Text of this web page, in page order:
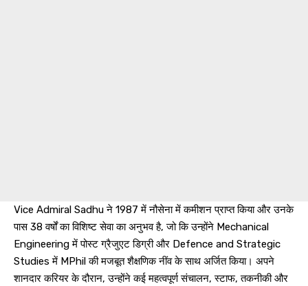
Vice Admiral Sadhu ने 1987 में नौसेना में कमीशन प्राप्त किया और उनके
पास 38 वर्षों का विशिष्ट सेवा का अनुभव है, जो कि उन्होंने Mechanical
Engineering में पोस्ट ग्रैजुएट डिग्री और Defence and Strategic
Studies में MPhil की मजबूत शैक्षणिक नींव के साथ अर्जित किया। अपने
शानदार करियर के दौरान, उन्होंने कई महत्वपूर्ण संचालन, स्टाफ, तकनीकी और